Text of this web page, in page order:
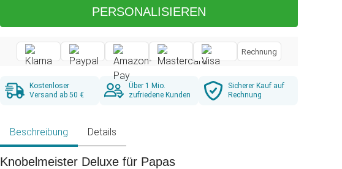
PERSONALISIEREN
Rechnung
Kostenloser
Versand ab 50 €
Über 1 Mio.
zufriedene Kunden
Sicherer Kauf auf
Rechnung
Beschreibung Details
Knobelmeister Deluxe für Papas